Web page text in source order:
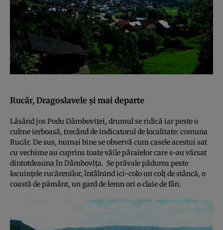
Rucăr, Dragoslavele şi mai departe
Lăsând jos Podu Dâmboviţei, drumul se ridică iar peste o
culme ierboasă, trecând de indicatorul de localitate: comuna
Rucăr. De sus, numai bine se observă cum casele acestui sat
cu vechime au cuprins toate văile pâraielor care s-au vărsat
dintotdeauna în Dâmboviţa. Se prăvale pădurea peste
locuinţele rucărenilor, întâlnind ici-colo un colţ de stâncă, o
coastă de pământ, un gard de lemn ori o claie de fân.